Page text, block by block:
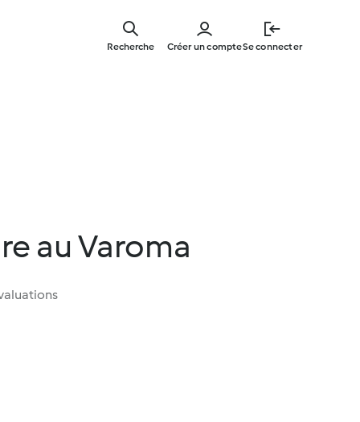
main
Créer un compteSe connecter
Recherche
au Varoma